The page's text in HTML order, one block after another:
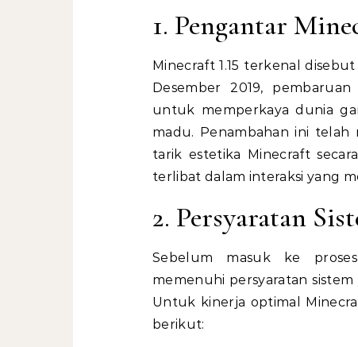
1. Pengantar
Minecraft 1.15 terkenal
Desember 2019,
untuk memperkaya dunia
madu. Penambahan ini telah
tarik estetika Minecraft
terlibat dalam interaksi yang
2. Persyaratan
Sebelum masuk ke
memenuhi persyaratan
Untuk kinerja optimal
berikut: